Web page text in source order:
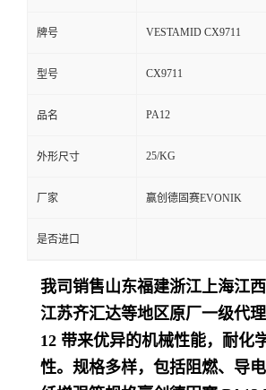
言
牌号 VESTAMID CX9711
型号 CX9711
品名 PA12
外形尺寸 25/KG
厂家 赢创德固赛EVONIK
是否进口
我司销售山东福建浙江上海江
江苏齐汇达等地区原厂一级代
12 带来优异的机械性能，耐化
性。规格多样，包括阻燃、导